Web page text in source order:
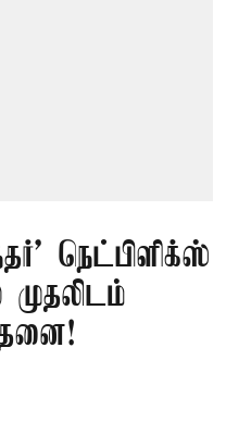
நெட்பிளிக்ஸ்